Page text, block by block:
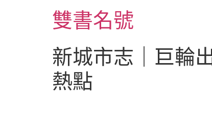
雙書名號
新城市志｜巨輪
熱點